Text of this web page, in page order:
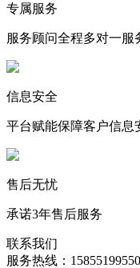
专属服务
服务顾问全程多对一服
信息安全
平台赋能保障客户信息
售后无忧
承诺3年售后服务
联系我们
服务热线：15855199550